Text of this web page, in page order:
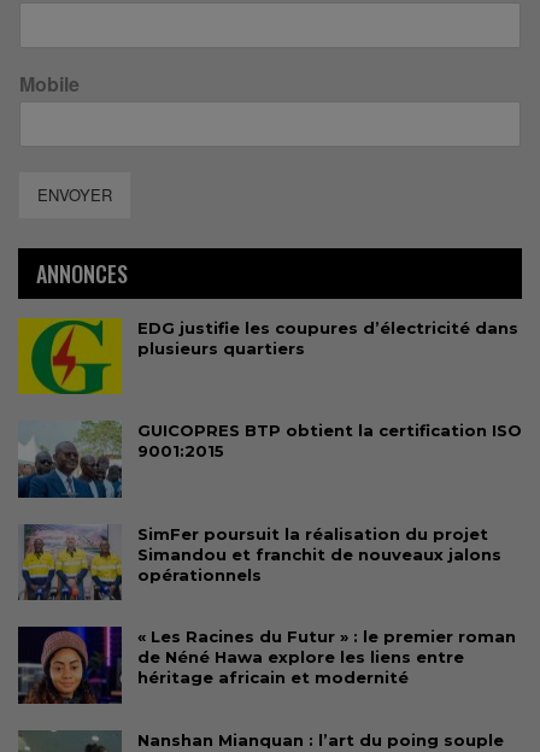
Mobile
ENVOYER
ANNONCES
EDG justifie les coupures d’électricité dans
plusieurs quartiers
GUICOPRES BTP obtient la certification ISO
9001:2015
SimFer poursuit la réalisation du projet
Simandou et franchit de nouveaux jalons
opérationnels
« Les Racines du Futur » : le premier roman
de Néné Hawa explore les liens entre
héritage africain et modernité
Nanshan Mianquan : l’art du poing souple